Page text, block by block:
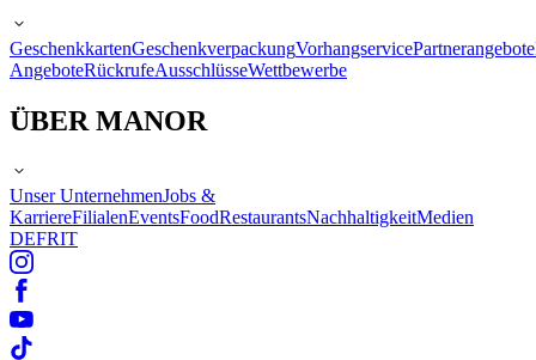
GeschenkkartenGeschenkverpackungVorhangservicePartnerangebote
AngeboteRückrufeAusschlüsseWettbewerbe
ÜBER MANOR
Unser UnternehmenJobs &
KarriereFilialenEventsFoodRestaurantsNachhaltigkeitMedien
DEFRIT